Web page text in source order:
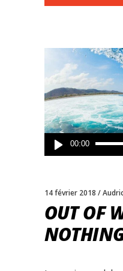
Lecteur
audio
00:00
14 février 2018
OUT OF